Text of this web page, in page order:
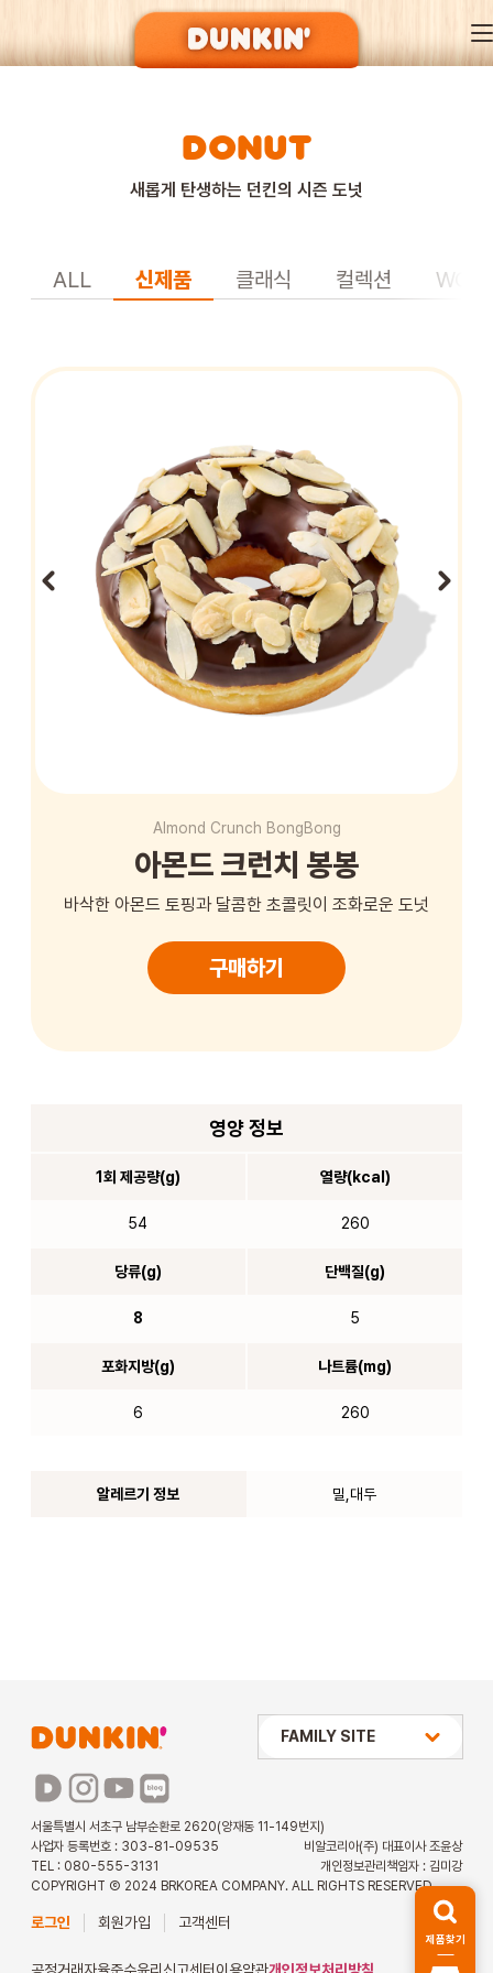
DUNKIN’ OF SEASON
ORDER
창업문의
DONUT
ALL 신제품 클래식 컬렉션
새롭게 탄생하는 던킨의 시즌 도넛
Almond Crunch BongBong
아몬드 크런치 봉봉
바삭한 아몬드 토핑과 달콤한 초콜릿이 조화로운 도넛
구매하기
영양 정보
1회 제공량(g)
54
열량(kcal)
260
당류(g)
8
단백질(g)
5
포화지방(g)
6
나트륨(mg)
260
알레르기 정보 밀,대두
서울특별시 서초구 남부순환로 2620(양재동 11-149번지)
사업자 등록번호 : 303-81-09535
비알코리아(주) 대표이사 조윤상
TEL : 080-555-3131
개인정보관리책임자 : 김미강
COPYRIGHT Ⓒ 2024 BRKOREA COMPANY. ALL RIGHTS RESERVED.
로그인 회원가입 고객센터
상미당 HOLDINGS
파리바게뜨
파스쿠찌
FAMILY SITE
제품찾기